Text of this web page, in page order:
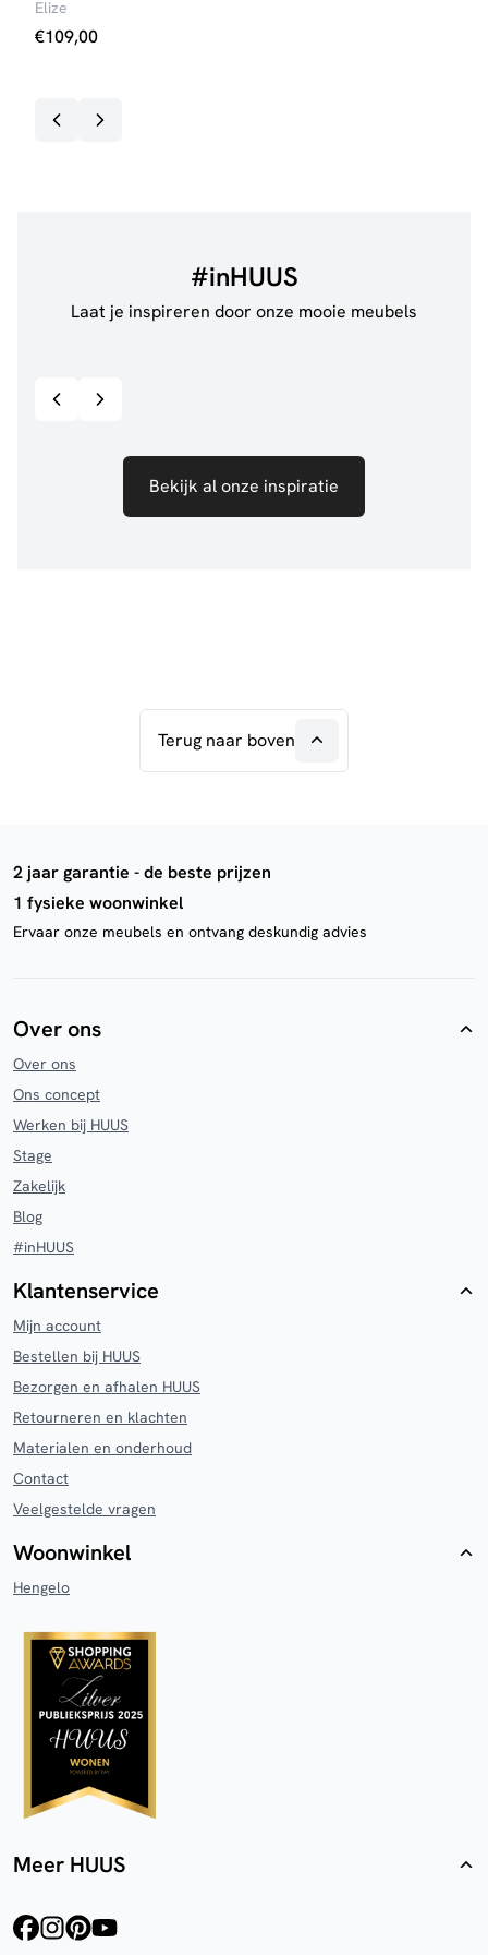
Elize
€109,00
#inHUUS
Laat je inspireren door onze mooie meubels
Bekijk al onze inspiratie
Terug naar boven
2 jaar garantie - de beste prijzen
1 fysieke woonwinkel
Ervaar onze meubels en ontvang deskundig advies
Over ons
Over ons
Ons concept
Werken bij HUUS
Stage
Zakelijk
Blog
#inHUUS
Klantenservice
Mijn account
Bestellen bij HUUS
Bezorgen en afhalen HUUS
Retourneren en klachten
Materialen en onderhoud
Contact
Veelgestelde vragen
Woonwinkel
Hengelo
Meer HUUS
facebookinstagram
pinterest
youtube